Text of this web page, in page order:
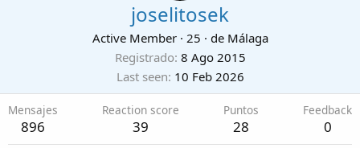
joselitosek
Active Member · 25 · de Málaga
Registrado 8 Ago 2015
Last seen 10 Feb 2026
Mensajes
896
Reaction score
39
Puntos
28
Feedback
0